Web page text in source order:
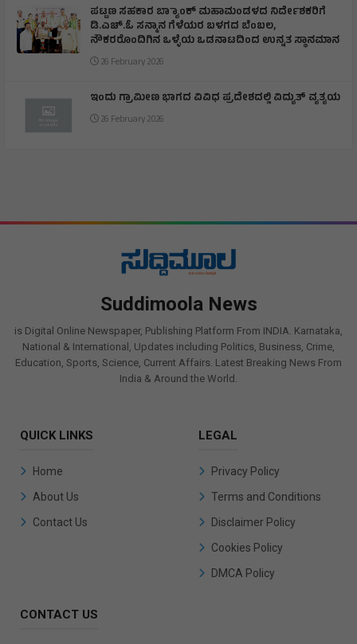
ಪಟ್ಟಣ ಸಹಕಾರ ಬ್ಯಾಾಂಕ್ ಮಹಾಮಂಡಳದ ನಿರ್ದೇಶಕರಿಗೆ
ಡಿ.ಎಚ್.ಓ ಸನ್ಮಾನ ಗೆಳೆಯರ ಬಳಗದ ಬೆಂಬಲ,
ನೌಕರರೊಂದಿಗಿನ ಒಳ್ಳೆಯ ಒಡನಾಟದಿಂದ ಉನ್ನತ ಸ್ಥಾನಮಾನ
26 February 2026
ಇಂದು ಗ್ರಾಮೀಣ ಭಾಗದ ವಿವಿಧ ಪ್ರದೇಶದಲ್ಲಿ ವಿದ್ಯುತ್ ವ್ಯತ್ಯಯ
26 February 2026
Suddimoola News
is Digital Online Newspaper, Publishing Platform From INDIA. Karnataka,
National & International, Updates including Politics, Business, Crime,
Education, Sports, Science, Current Affairs. Latest Breaking News From
India & Around the World.
QUICK LINKS
Home
About Us
Contact Us
LEGAL
Privacy Policy
Terms and Conditions
Disclaimer Policy
Cookies Policy
DMCA Policy
CONTACT US